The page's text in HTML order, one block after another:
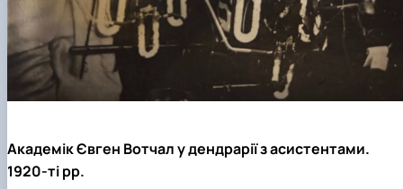
Академік Євген Вотчал у дендрарії з асистентами.
1920-ті рр.